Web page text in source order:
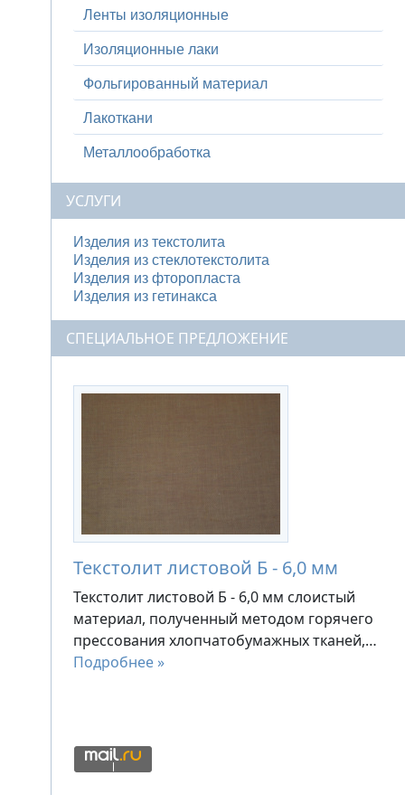
Ленты изоляционные
Изоляционные лаки
Фольгированный материал
Лакоткани
Металлообработка
УСЛУГИ
Изделия из текстолита
Изделия из стеклотекстолита
Изделия из фторопласта
Изделия из гетинакса
СПЕЦИАЛЬНОЕ ПРЕДЛОЖЕНИЕ
Текстолит листовой Б - 6,0 мм
Текстолит листовой Б - 6,0 мм слоистый
материал, полученный методом горячего
прессования хлопчатобумажных тканей,…
Подробнее »